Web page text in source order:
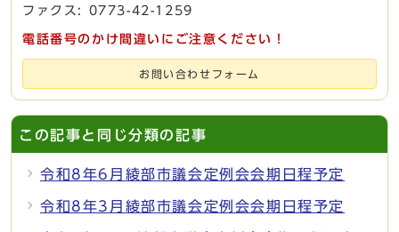
ファクス: 0773-42-1259
電話番号のかけ間違いにご注意ください！
お問い合わせフォーム
この記事と同じ分類の記事
令和8年6月綾部市議会定例会会期日程予定
令和8年3月綾部市議会定例会会期日程予定